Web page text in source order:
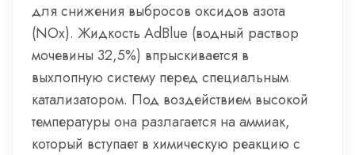
для снижения выбросов оксидов азота
(NOx). Жидкость AdBlue (водный раствор
мочевины 32,5%) впрыскивается в
выхлопную систему перед специальным
катализатором. Под воздействием высокой
температуры она разлагается на аммиак,
который вступает в химическую реакцию с